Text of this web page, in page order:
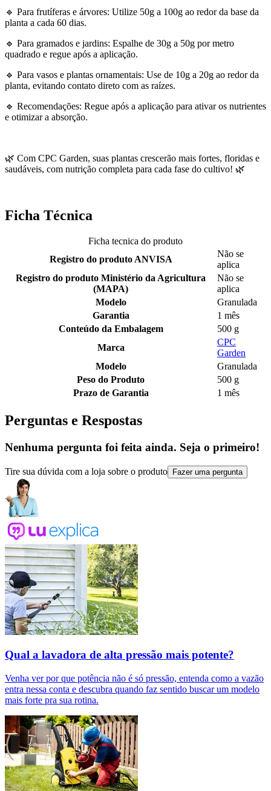
🔹 Para frutíferas e árvores: Utilize 50g a 100g ao redor da base da
planta a cada 60 dias.
🔹 Para gramados e jardins: Espalhe de 30g a 50g por metro
quadrado e regue após a aplicação.
🔹 Para vasos e plantas ornamentais: Use de 10g a 20g ao redor da
planta, evitando contato direto com as raízes.
🔹 Recomendações: Regue após a aplicação para ativar os nutrientes
e otimizar a absorção.
🌿 Com CPC Garden, suas plantas crescerão mais fortes, floridas e
saudáveis, com nutrição completa para cada fase do cultivo! 🌿
Ficha Técnica
Ficha tecnica do produto
Registro do produto ANVISA
Não se
aplica
Registro do produto Ministério da Agricultura
(MAPA)
Não se
aplica
Modelo
Granulada
Garantia
1 mês
Conteúdo da Embalagem
500 g
Marca
CPC
Garden
Modelo
Granulada
Peso do Produto
500 g
Prazo de Garantia
1 mês
Perguntas e Respostas
Nenhuma pergunta foi feita ainda. Seja o primeiro!
Tire sua dúvida com a loja sobre o produto Fazer uma pergunta
Qual a lavadora de alta pressão mais potente?
Venha ver por que potência não é só pressão, entenda como a vazão
entra nessa conta e descubra quando faz sentido buscar um modelo
mais forte pra sua rotina.